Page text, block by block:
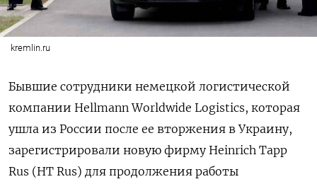
kremlin.ru
Бывшие сотрудники немецкой логистической
компании Hellmann Worldwide Logistics, которая
ушла из России после ее вторжения в Украину,
зарегистрировали новую фирму Heinrich Tapp
Rus (HT Rus) для продолжения работы